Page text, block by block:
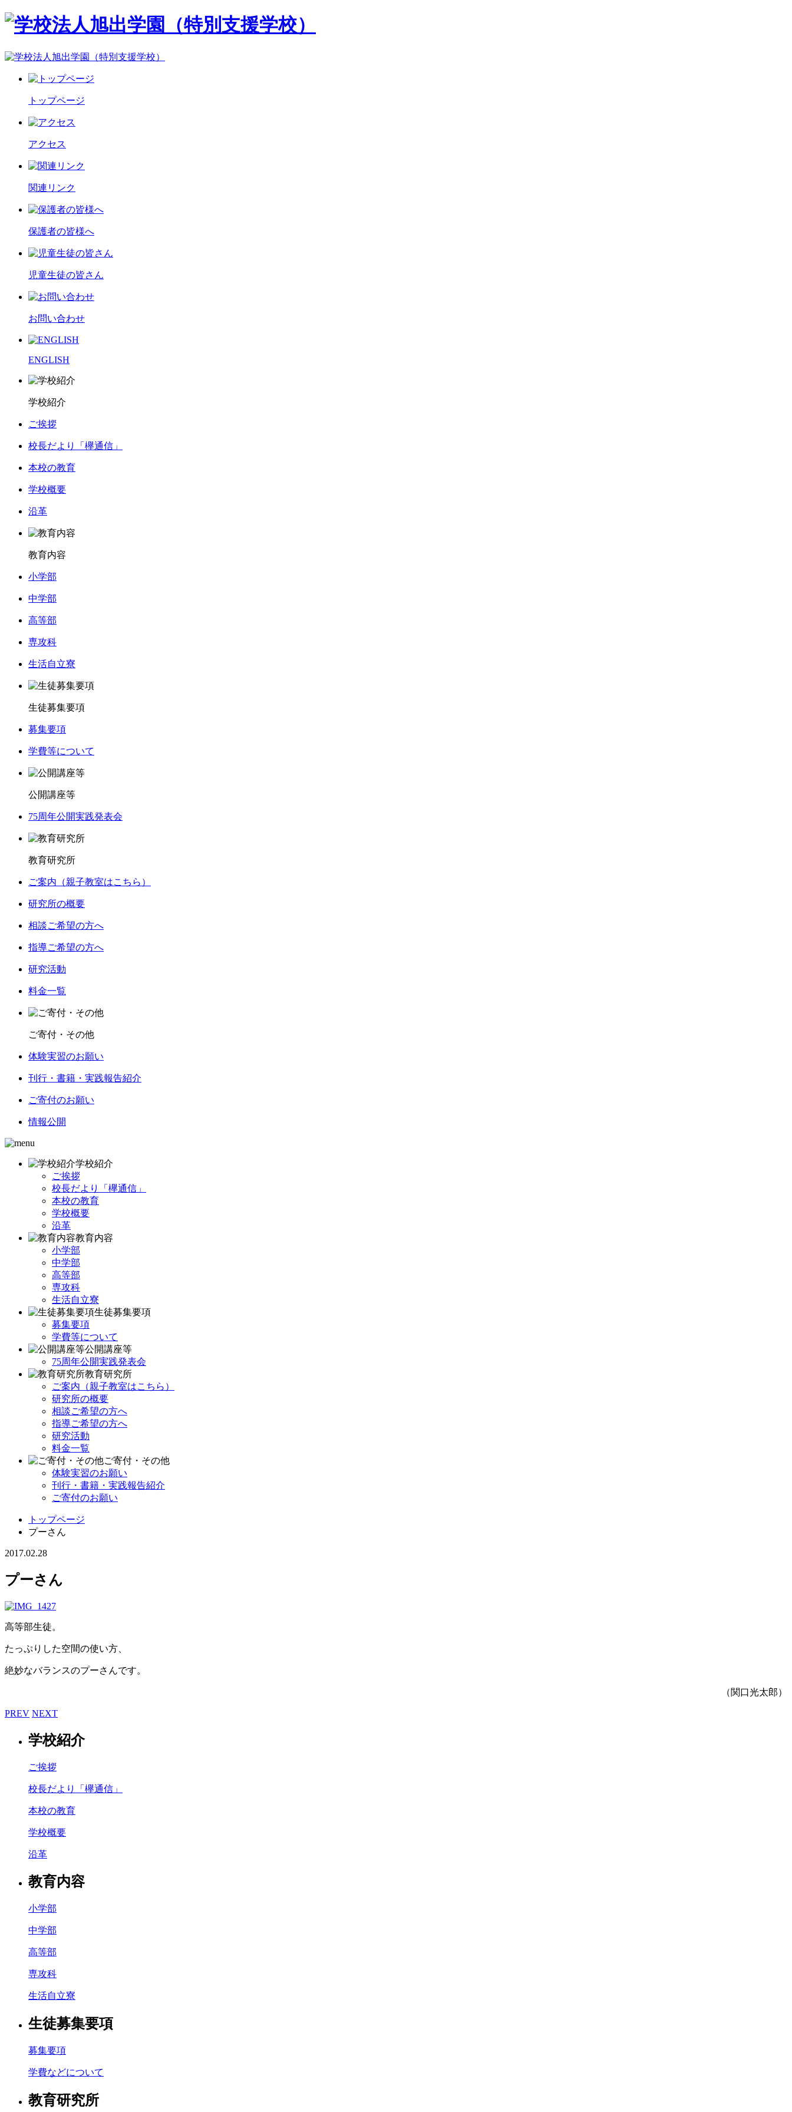
トップページ
アクセス
関連リンク
保護者の皆様へ
児童生徒の皆さん
お問い合わせ
ENGLISH
学校紹介
ご挨拶
校長だより「欅通信」
本校の教育
学校概要
沿革
教育内容
小学部
中学部
高等部
専攻科
生活自立寮
生徒募集要項
募集要項
学費等について
公開講座等
75周年公開実践発表会
教育研究所
ご案内（親子教室はこちら）
研究所の概要
相談ご希望の方へ
指導ご希望の方へ
研究活動
料金一覧
ご寄付・その他
体験実習のお願い
刊行・書籍・実践報告紹介
ご寄付のお願い
情報公開
学校紹介
ご挨拶
校長だより「欅通信」
本校の教育
学校概要
沿革
教育内容
小学部
中学部
高等部
専攻科
生活自立寮
生徒募集要項
募集要項
学費等について
公開講座等
75周年公開実践発表会
教育研究所
ご案内（親子教室はこちら）
研究所の概要
相談ご希望の方へ
指導ご希望の方へ
研究活動
料金一覧
ご寄付・その他
体験実習のお願い
刊行・書籍・実践報告紹介
ご寄付のお願い
トップページ
プーさん
2017.02.28
プーさん
高等部生徒。
たっぷりした空間の使い方、
絶妙なバランスのプーさんです。
（関口光太郎）
PREV NEXT
学校紹介
ご挨拶
校長だより「欅通信」
本校の教育
学校概要
沿革
教育内容
小学部
中学部
高等部
専攻科
生活自立寮
生徒募集要項
募集要項
学費などについて
教育研究所